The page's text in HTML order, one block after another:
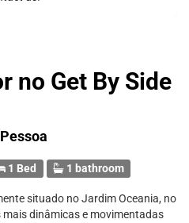
no Get By Side
1 Bed 1 bathroom
situado no Jardim Oceania, no
dinâmicas e movimentadas